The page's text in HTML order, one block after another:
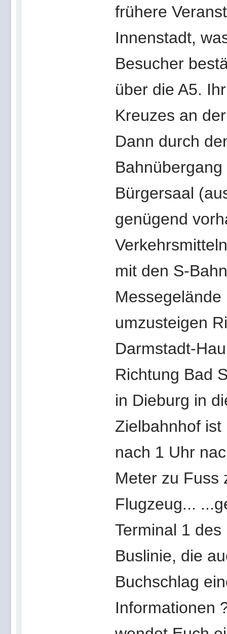
frühere
Innenstadt,
Besucher
über die A5.
Kreuzes an
Dann durch
Bürgersaal
genügend
mit den S-
umzusteigen
Darmstadt-
Richtung Bad
in Dieburg in
Zielbahnhof
nach 1 Uhr
Meter zu Fuss
Flugzeug...
Terminal 1
Buslinie, die
Buchschlag
Informationen